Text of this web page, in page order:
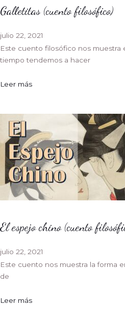
Galletitas (cuento filosófico)
julio 22, 2021
Este cuento filosófico nos muestra
tiempo tendemos a hacer
Leer más
El espejo chino (cuento
julio 22, 2021
Este cuento nos muestra la forma
de
Leer más